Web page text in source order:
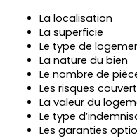
La localisation
La superficie
Le type de
La nature du bien
Le nombre de
Les risques
La valeur du
Le type
Les garanties